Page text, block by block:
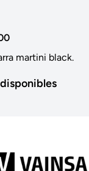
martini black.